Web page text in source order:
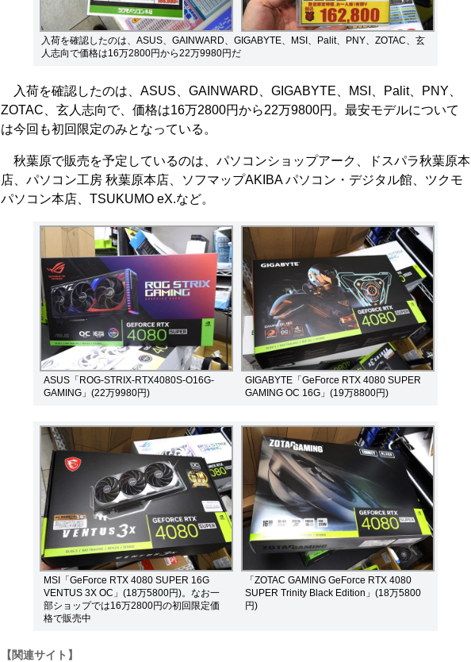
入荷を確認したのは、ASUS、GAINWARD、GIGABYTE、MSI、Palit、PNY、ZOTAC、玄
人志向で価格は16万2800円から22万9980円だ
入荷を確認したのは、ASUS、GAINWARD、GIGABYTE、MSI、Palit、PNY、
ZOTAC、玄人志向で、価格は16万2800円から22万9800円。最安モデルについて
は今回も初回限定のみとなっている。
秋葉原で販売を予定しているのは、パソコンショップアーク、ドスパラ秋葉原本
店、パソコン工房 秋葉原本店、ソフマップAKIBA パソコン・デジタル館、ツクモ
パソコン本店、TSUKUMO eX.など。
ASUS「ROG-STRIX-RTX4080S-O16G-
GAMING」(22万9980円)
GIGABYTE「GeForce RTX 4080 SUPER
GAMING OC 16G」(19万8800円)
MSI「GeForce RTX 4080 SUPER 16G
VENTUS 3X OC」(18万5800円)。なお一
部ショップでは16万2800円の初回限定価
格で販売中
「ZOTAC GAMING GeForce RTX 4080
SUPER Trinity Black Edition」(18万5800
円)
【関連サイト】